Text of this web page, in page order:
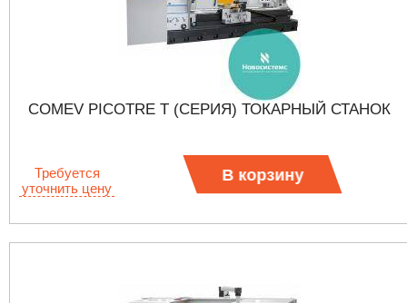
COMEV PICOTRE T (СЕРИЯ) ТОКАРНЫЙ СТАНОК
Требуется
уточнить цену
В корзину